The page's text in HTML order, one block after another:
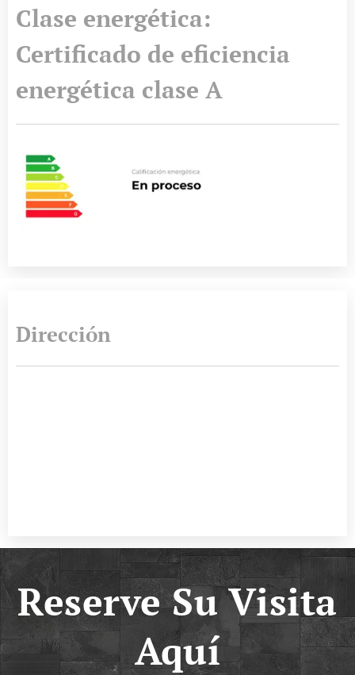
Clase energética:
Certificado de eficiencia
energética clase A
Dirección
Reserve Su Visita
Aquí